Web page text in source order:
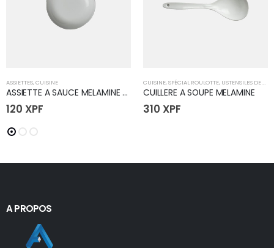
ASSIETTES, CUISINE
ASSIETTE A SAUCE MELAMINE 80mm
120 XPF
CUISINE, SPÉCIAL ROULOTTE, USTENSILES DE CUISINE
CUILLERE A SOUPE MELAMINE
310 XPF
A PROPOS